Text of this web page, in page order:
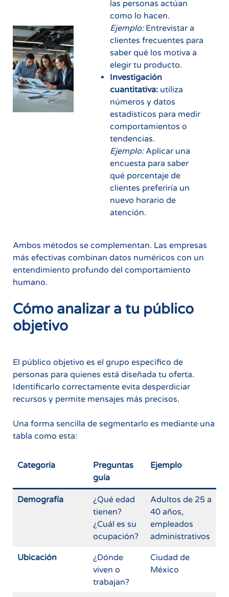
las personas actúan
como lo hacen.
Ejemplo:Entrevistar a
clientes frecuentes para
saber qué los motiva a
elegir tu producto.
Investigación
cuantitativa:utiliza
números y datos
estadísticos para medir
comportamientos o
tendencias.
Ejemplo:Aplicar una
encuesta para saber
qué porcentaje de
clientes preferiría un
nuevo horario de
atención.
Ambos métodos se complementan. Las empresas
más efectivas combinan datos numéricos con un
entendimiento profundo del comportamiento
humano.
Cómo analizar a tu público
objetivo
El público objetivo es el grupo específico de
personas para quienes está diseñada tu oferta.
Identificarlo correctamente evita desperdiciar
recursos y permite mensajes más precisos.
Una forma sencilla de segmentarlo es mediante una
tabla como esta:
Categoría
Preguntas
guía
Ejemplo
Demografía
¿Qué edad
tienen?
¿Cuál es su
ocupación?
Adultos de 25 a
40 años,
empleados
administrativos
Ubicación
¿Dónde
viven o
trabajan?
Ciudad de
México